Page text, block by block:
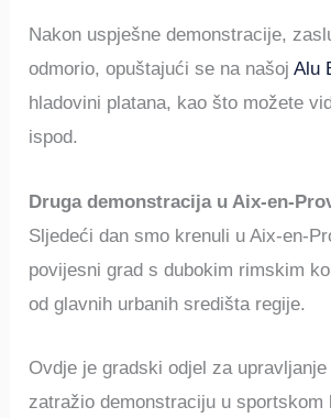
Nakon uspješne demonstracije,
odmorio, opuštajući se na našojAlu
hladovini platana, kao što možete
ispod.
Druga demonstracija u Aix-en-
Sljedeći dan smo krenuli u Aix-en-
povijesni grad s dubokim rimskim
od glavnih urbanih središta regije.
Ovdje je gradski odjel za
zatražio demonstraciju u sportskom